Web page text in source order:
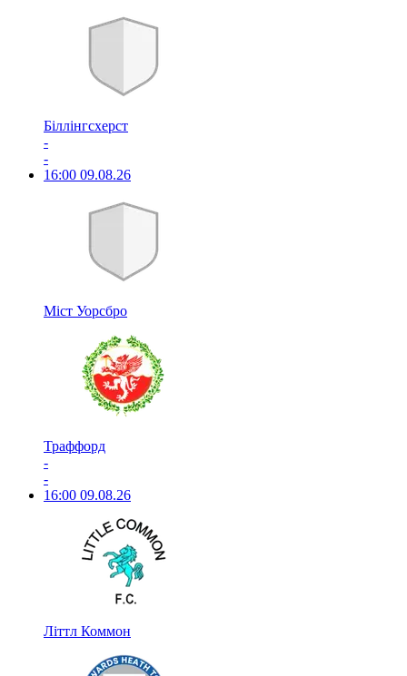
Біллінгсхерст
-
-
16:00 09.08.26
Міст Уорсбро
Траффорд
-
-
16:00 09.08.26
Літтл Коммон